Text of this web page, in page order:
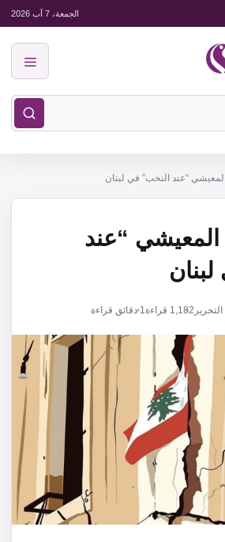
الجمعة، 7 آب 2026
“عند النخب” في لبنان
المعيشي “عند
1,182 قراءة1 دقائق قراءة